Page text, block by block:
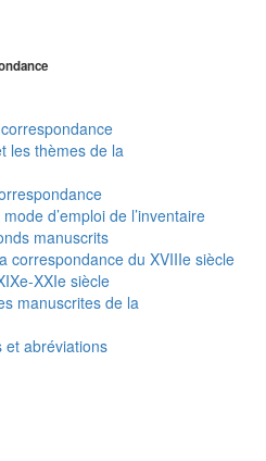
les thèmes de la
d’emploi de l’inventaire
manuscrits
correspondance du XVIIIe siècle
XXIe siècle
manuscrites de la
et abréviations